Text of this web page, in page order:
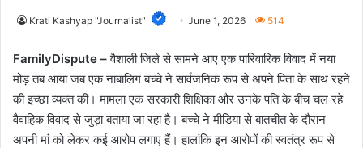
Krati Kashyap "Journalist" June 1, 2026 514
FamilyDispute –वैशाली जिले से सामने आए एक पारिवारिक विवाद में नया
मोड़ तब आया जब एक नाबालिग बच्चे ने सार्वजनिक रूप से अपने पिता के साथ रहने
की इच्छा व्यक्त की। मामला एक सरकारी शिक्षिका और उनके पति के बीच चल रहे
वैवाहिक विवाद से जुड़ा बताया जा रहा है। बच्चे ने मीडिया से बातचीत के दौरान
अपनी मां को लेकर कई आरोप लगाए हैं। हालांकि इन आरोपों की स्वतंत्र रूप से